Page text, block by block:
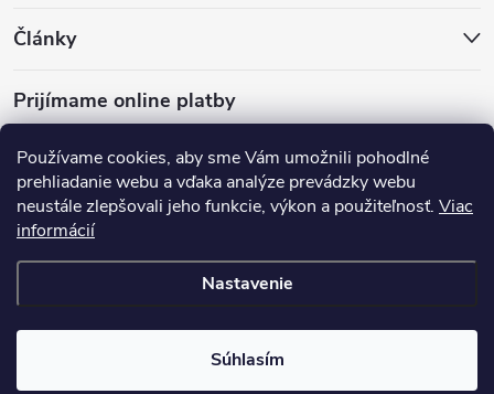
Používame cookies, aby sme Vám umožnili pohodlné
prehliadanie webu a vďaka analýze prevádzky webu
neustále zlepšovali jeho funkcie, výkon a použiteľnosť. Viac
informácií
Nastavenie
Súhlasím
Články
Prijímame online platby
nastavenie cookies